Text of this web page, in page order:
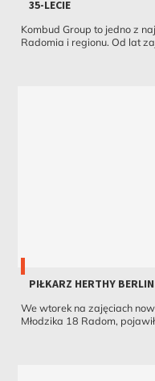
35-LECIE
Kombud Group to jedno z
Radomia i regionu. Od lat
PIŁKARZ HERTHY
We wtorek na zajęciach
Młodzika 18 Radom,